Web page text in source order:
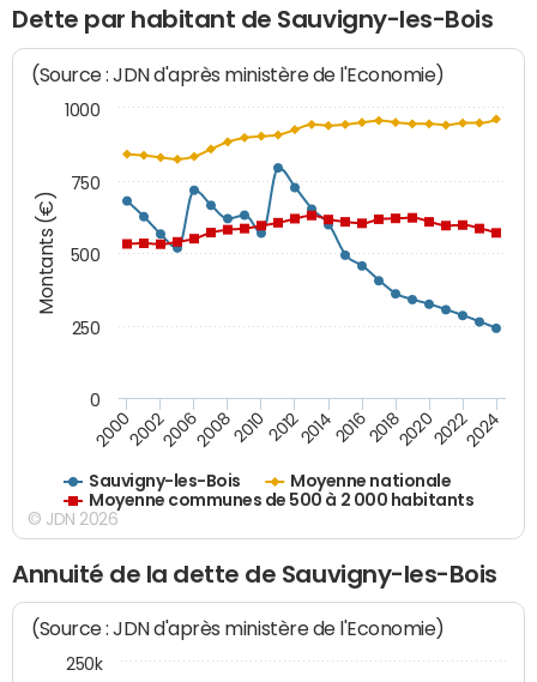
Dette par habitant de Sauvigny-les-Bois
Montants (€)
(Source : JDN d'après ministère de l'Economie)
Sauvigny-les-Bois
Moyenne nationale
Moyenne communes de 500 à 2 000 habitants
200020022006200820102012201420162018202020222024
1000
0
250
500
750
© JDN 2026
Annuité de la dette de Sauvigny-les-Bois
(Source : JDN d'après ministère de l'Economie)
250k